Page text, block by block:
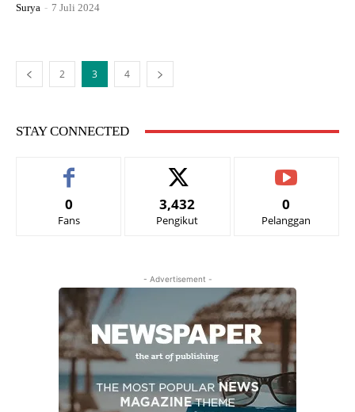
Surya - 7 Juli 2024
2 3 4
STAY CONNECTED
0
Fans
3,432
Pengikut
0
Pelanggan
- Advertisement -